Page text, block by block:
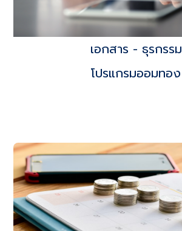
เอกสาร - ธุรกรรม
โปรแกรมออมทอง